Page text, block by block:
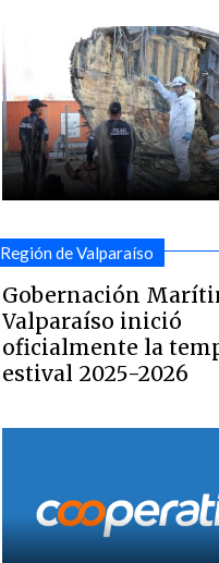
Región de Valparaíso
Gobernación
Valparaíso inició
oficialmente la
estival 2025-2026